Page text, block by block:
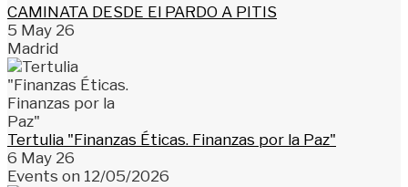
CAMINATA DESDE El PARDO A PITIS
5 May 26
Madrid
Tertulia "Finanzas Éticas. Finanzas por la Paz"
6 May 26
Events on 12/05/2026